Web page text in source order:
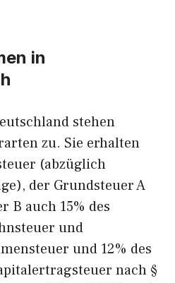
in
stehen
zu. Sie erhalten
(abzüglich
der Grundsteuer A
B auch 15% des
und
und 12% des
nach §